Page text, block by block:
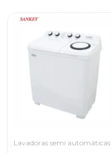
Lavadoras semi automáticas